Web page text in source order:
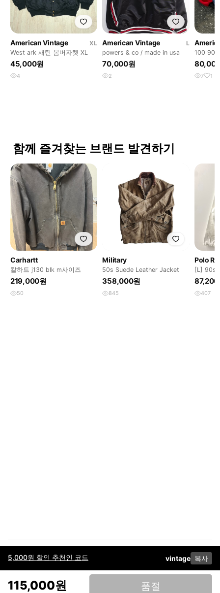
5,000원 할인 추천인 코드 vintage 복사
115,000원 품절
American Vintage
XL
West ark 새틴 봄버자켓 XL
45,000원
4
American Vintage
L
powers & co / made in usa
70,000원
2
100 90s
빈티지
7 1
함께 즐겨찾는 브랜드 발견하기
Carhartt
칼하트 j130 blk m사이즈
219,000원
50
Military
50s Suede Leather Jacket
358,000원
845
Polo
[L] 90s
이트 코
87,200
407
이용약관고객센터판매개인정보 처리방침사업자 정보다운로드